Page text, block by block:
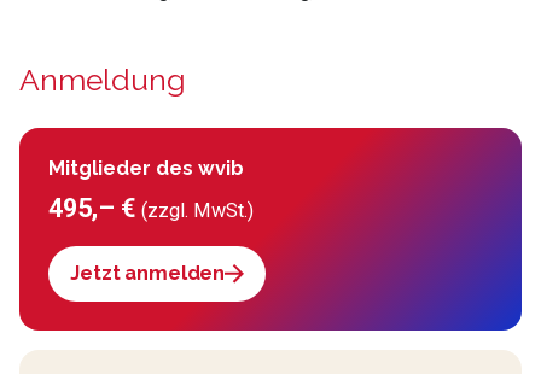
Anmeldung
Mitglieder des wvib
495,– €(zzgl. MwSt.)
Jetzt anmelden